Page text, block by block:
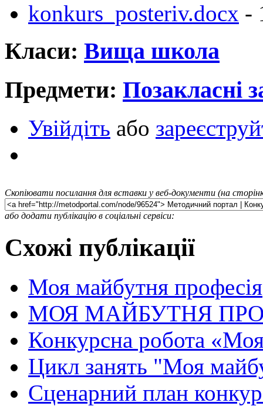
konkurs_posteriv.docx -
Класи: Вища школа
Предмети: Позакласні
Увійдіть або
Скопіювати посилання для вставки у веб-документи (на
або додати публікацію в соціальні сервіси:
Схожі публікації
Моя майбутня професія
МОЯ МАЙБУТНЯ
Конкурсна робота
Цикл занять "Моя
Сценарний план